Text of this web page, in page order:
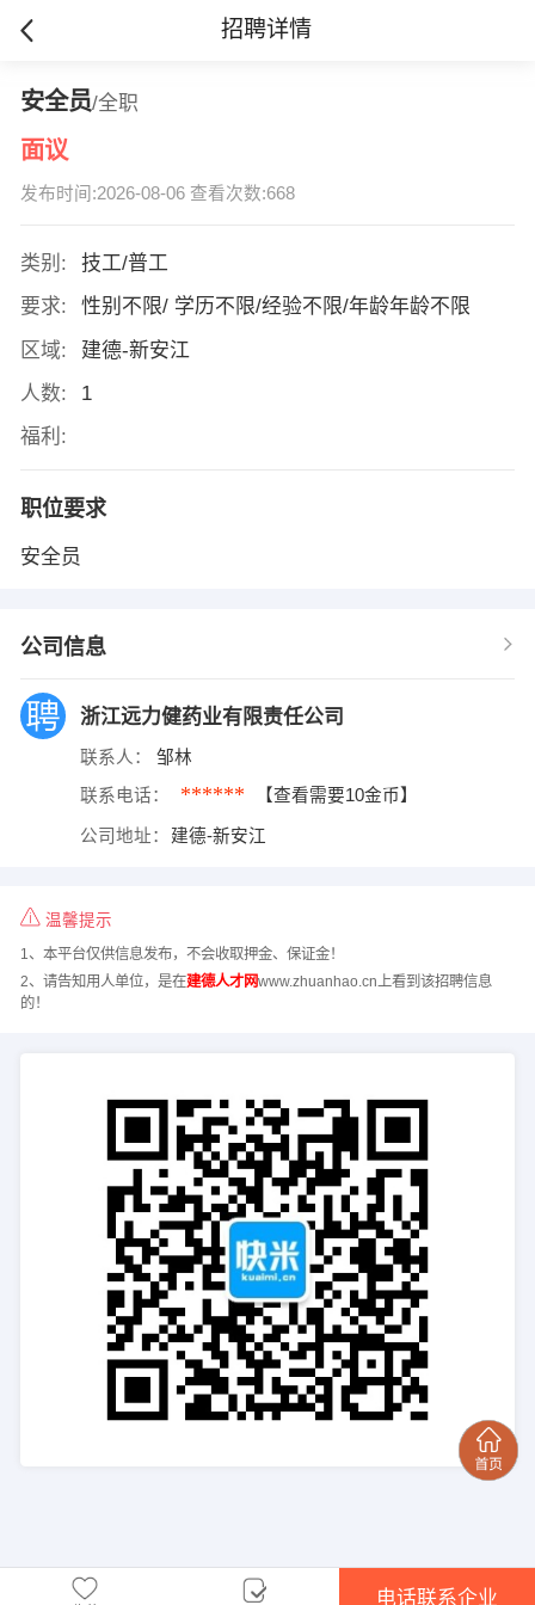
招聘详情
安全员/全职
面议
发布时间:2026-08-06 查看次数:668
类别:
技工/普工
要求:
性别不限/ 学历不限/经验不限/年龄年龄不限
区域:
建德-新安江
人数:
1
福利:
职位要求
安全员
公司信息
浙江远力健药业有限责任公司
联系人： 邹林
联系电话： ****** 【查看需要10金币】
公司地址： 建德-新安江
温馨提示
1、本平台仅供信息发布，不会收取押金、保证金！
2、请告知用人单位，是在建德人才网www.zhuanhao.cn上看到该招聘信息
的！
电话联系企业